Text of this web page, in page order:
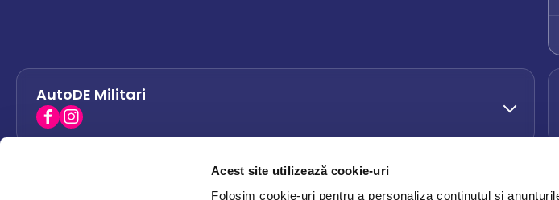
Acest site utilizează cookie-uri
Folosim cookie-uri pentru a personaliza conținutul și
AutoDE Militari